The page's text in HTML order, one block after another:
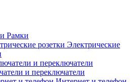
Рамки
Электрические
и переключатели